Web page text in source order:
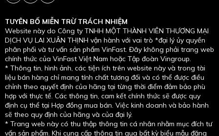
TUYÊN BỐ MIỄN TRỪ TRÁCH NHIỆM
Website này do Công ty TNHH MỘT THÀNH VIÊN THƯƠNG MẠI
DỊCH VỤ LAI XUÂN THỊNH vận hành với vai trò *đại lý ủy quyền
phân phối và tư vấn sản phẩm VinFast. Đây không phải trang web
chính thức của VinFast Việt Nam hoặc Tập đoàn Vingroup.
* Thông tin, hình ảnh, các tiện ích trên website này và trong tài
liệu bán hàng chỉ mang tính chất tương đối và có thể được điều
chỉnh theo quyết định của hãng tại từng thời điểm đảm bảo phù
hợp với thực tế. Các thông tin, cam kết chính thức sẽ được quy
định cụ thể tại Hợp đồng mua bán. Việc kinh doanh và bảo hành
sẽ theo quy định của hãng và của đại lý.
* Trang web này có thu thập thông tin cá nhân nhằm mục đích tư
vấn sản phẩm. Khi cung cấp thông tin qua bất kỳ biểu mẫu đăng